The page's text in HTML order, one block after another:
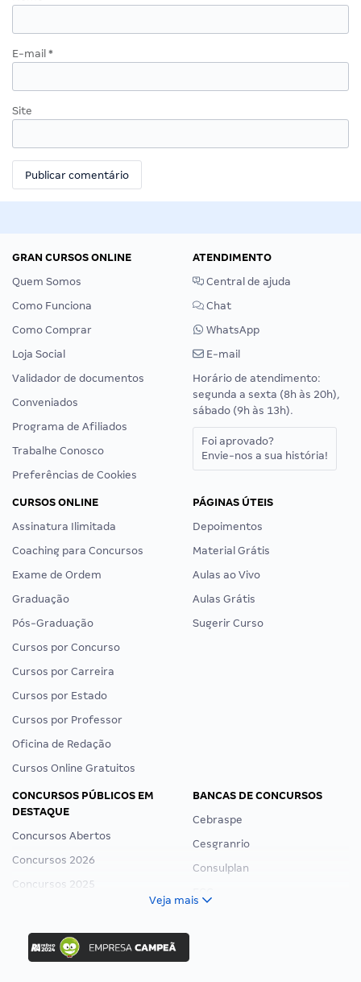
E-mail *
Site
GRAN CURSOS ONLINE
Quem Somos
Como Funciona
Como Comprar
Loja Social
Validador de documentos
Conveniados
Programa de Afiliados
Trabalhe Conosco
Preferências de Cookies
ATENDIMENTO
Central de ajuda
Chat
WhatsApp
E-mail
Horário de atendimento:
segunda a sexta (8h às 20h),
sábado (9h às 13h).
Foi aprovado?
Envie-nos a sua história!
CURSOS ONLINE
Assinatura Ilimitada
Coaching para Concursos
Exame de Ordem
Graduação
Pós-Graduação
Cursos por Concurso
Cursos por Carreira
Cursos por Estado
Cursos por Professor
Oficina de Redação
Cursos Online Gratuitos
PÁGINAS ÚTEIS
Depoimentos
Material Grátis
Aulas ao Vivo
Aulas Grátis
Sugerir Curso
CONCURSOS PÚBLICOS EM
DESTAQUE
Concursos Abertos
Concursos 2026
Concursos 2025
Concurso Ibama
Concurso MPU
BANCAS DE CONCURSOS
Cebraspe
Cesgranrio
Consulplan
Veja mais